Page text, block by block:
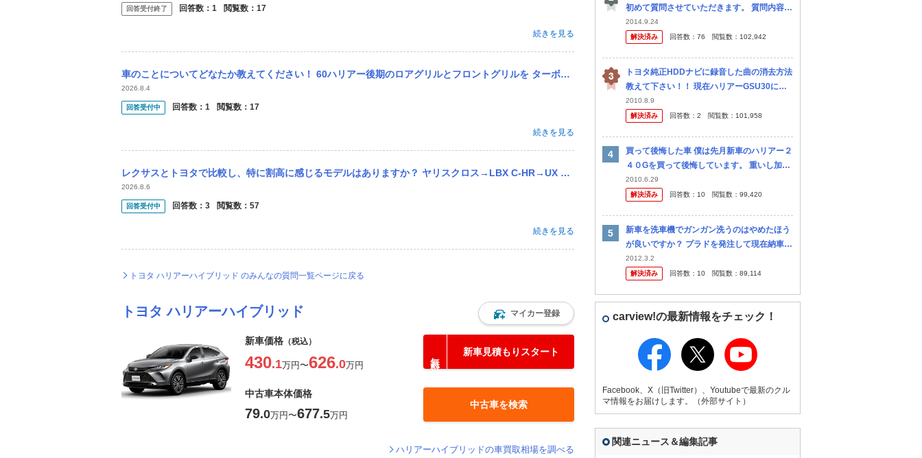
回答受付終了 回答数： 1 閲覧数： 17
続きを見る
車のことについてどなたか教えてください！ 60ハリアー後期のロアグリルとフロントグリルを ターボ用グリルとモデリスタグリルに変更したいのですがエーミングって必要なんでしょうか？ しなくても大丈夫...
2026.8.4
回答受付中 回答数： 1 閲覧数： 17
続きを見る
レクサスとトヨタで比較し、特に割高に感じるモデルはありますか？ ヤリスクロス→LBX C-HR→UX ハリアー→NX ランクル250→GX ランクル300→LX アルファード→LM
2026.8.6
回答受付中 回答数： 3 閲覧数： 57
続きを見る
トヨタ ハリアーハイブリッド のみんなの質問一覧ページに戻る
トヨタ ハリアーハイブリッド マイカー登録
新車価格 （税込）
430.1万円〜626.0万円
新車見積もりスタート
中古車本体価格
79.0万円〜677.5万円
中古車を検索
ハリアーハイブリッドの車買取相場を調べる
初めて質問させていただきます。 質問内容と
しては題の通りなのです。 今の車の走行距離
が20万キロを超えたので車の買い替えを検討
2014.9.24
解決済み
回答数： 76 閲覧数： 102,942
トヨタ純正HDDナビに録音した曲の消去方法
教えて下さい！！ 現在ハリアーGSU30に乗
っています。 ＣＤをＨＤＤナビに録音してい
たところ容量不足になりました。 その為以前
2010.8.9
解決済み
回答数： 2 閲覧数： 101,958
買って後悔した車 僕は先月新車のハリアー２
４０Gを買って後悔しています。 重いし加速
は悪くて乗っていてつまらないです。 中古で
ハリハイ買っとけばよかったと思います。 ５
2010.6.29
解決済み
回答数： 10 閲覧数： 99,420
新車を洗車機でガンガン洗うのはやめたほう
が良いですか？ プラドを発注して現在納車待
ちです。 前車はハリアーでしたが気合をいれ
て20万もするコーティングをかけました。
2012.3.2
解決済み
回答数： 10 閲覧数： 89,114
carview!の最新情報をチェック！
Facebook、X（旧Twitter）、Youtubeで最新のクル
マ情報をお届けします。（外部サイト）
関連ニュース＆編集記事